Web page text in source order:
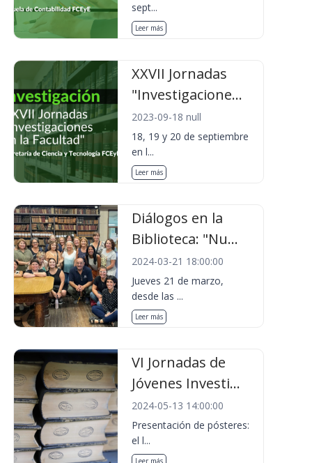
sept...
Leer más
XXVII Jornadas
"Investigacione...
2023-09-18 null
18, 19 y 20 de septiembre
en l...
Leer más
Diálogos en la
Biblioteca: "Nu...
2024-03-21 18:00:00
Jueves 21 de marzo,
desde las ...
Leer más
VI Jornadas de
Jóvenes Investi...
2024-05-13 14:00:00
Presentación de pósteres:
el l...
Leer más